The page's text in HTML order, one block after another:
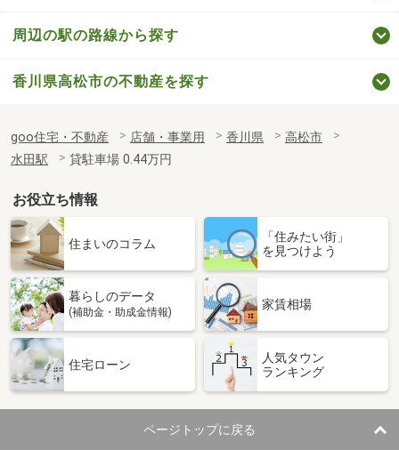
周辺の駅の路線から探す
香川県高松市の不動産を探す
goo住宅・不動産 店舗・事業用 香川県
高松市
水田駅
貸駐車場 0.44万円
お役立ち情報
住まいのコラム
「住みたい街」
を見つけよう
暮らしのデータ
(補助金・助成金情報)
家賃相場
住宅ローン
人気タウン
ランキング
ページトップに戻る